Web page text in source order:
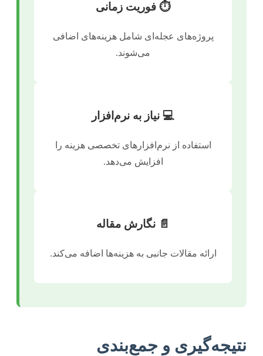
⏱️ فوریت زمانی
پروژه‌های عجله‌ای شامل هزینه‌های اضافی
می‌شوند.
💻 نیاز به نرم‌افزار
استفاده از نرم‌افزارهای تخصصی هزینه را
افزایش می‌دهد.
📄 نگارش مقاله
ارائه مقالات جانبی به هزینه‌ها اضافه می‌کند.
نتیجه‌گیری و جمع‌بندی